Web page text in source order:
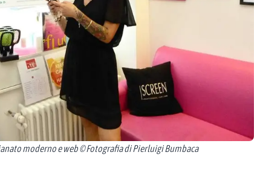
moderno e web © Fotografia di Pierluigi Bumbaca